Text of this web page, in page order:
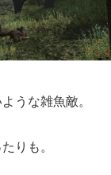
うな雑魚敵。
りも。